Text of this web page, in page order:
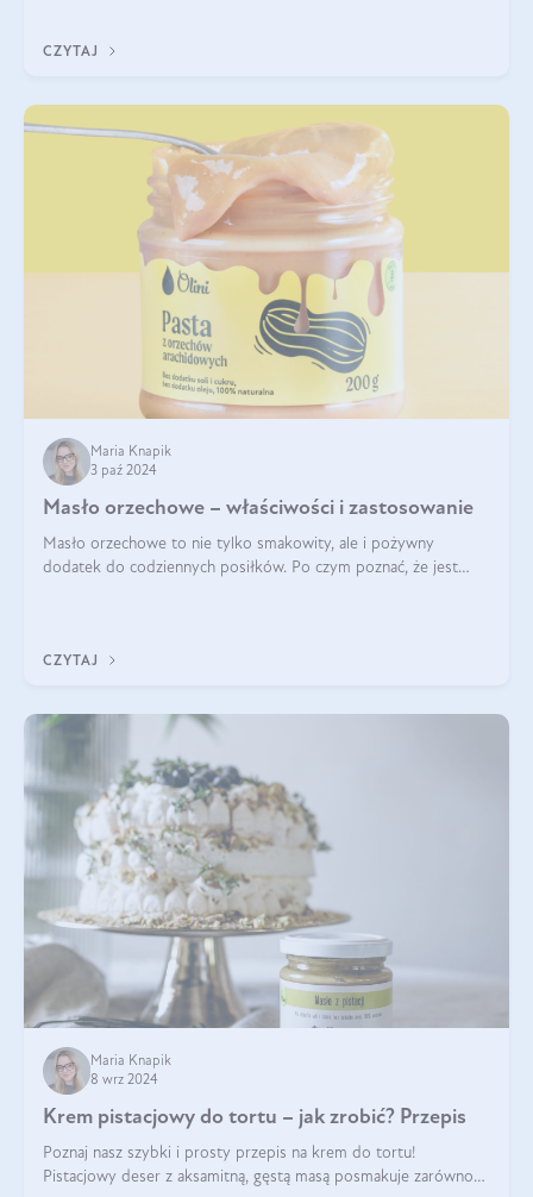
CZYTAJ
Maria Knapik
3 paź 2024
Masło orzechowe – właściwości i zastosowanie
Masło orzechowe to nie tylko smakowity, ale i pożywny
dodatek do codziennych posiłków. Po czym poznać, że jest
CZYTAJ
Maria Knapik
8 wrz 2024
Krem pistacjowy do tortu – jak zrobić? Przepis
Poznaj nasz szybki i prosty przepis na krem do tortu!
Pistacjowy deser z aksamitną, gęstą masą posmakuje zarówno